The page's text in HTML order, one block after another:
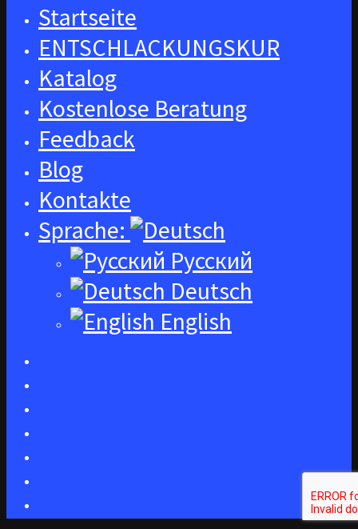
Startseite
ENTSCHLACKUNGSKUR
Katalog
Kostenlose Beratung
Feedback
Blog
Kontakte
Sprache:
Русский
Deutsch
English